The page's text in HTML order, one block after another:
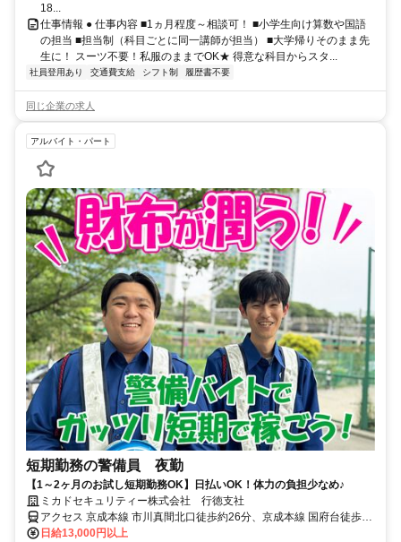
18...
仕事情報 ● 仕事内容 ■1ヵ月程度～相談可！ ■小学生向け算数や国語
の担当 ■担当制（科目ごとに同一講師が担当） ■大学帰りそのまま先
生に！ スーツ不要！私服のままでOK★ 得意な科目からスタ...
社員登用あり 交通費支給 シフト制 履歴書不要
同じ企業の求人
アルバイト・パート
短期勤務の警備員 夜勤
【1～2ヶ月のお試し短期勤務OK】日払いOK！体力の負担少なめ♪
ミカドセキュリティー株式会社 行徳支社
アクセス 京成本線 市川真間北口徒歩約26分、京成本線 国府台徒歩約
27分、京成成田スカイアクセス線・北総線 北国分出口1徒歩約29分
日給13,000円以上